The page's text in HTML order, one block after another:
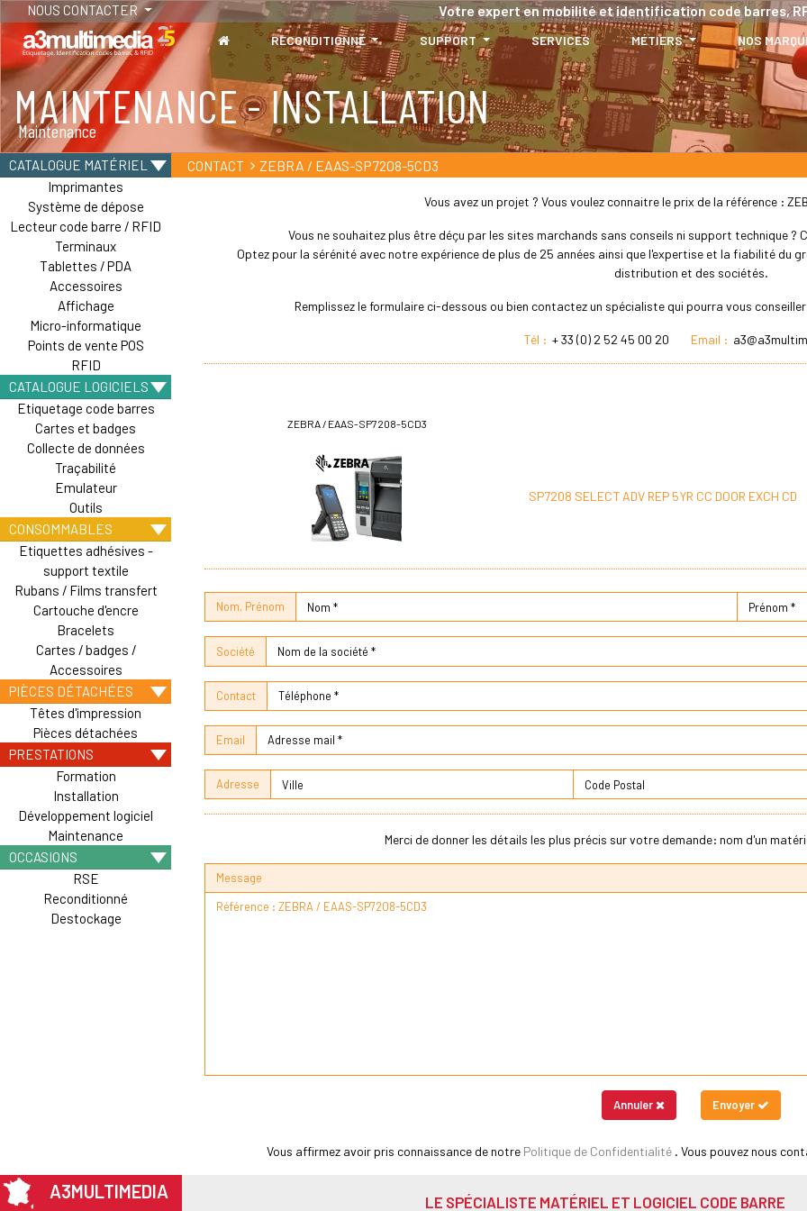
NOUS CONTACTER Votre expert en mobilité et identification code barres,
RECONDITIONNÉ SUPPORT SERVICES MÉTIERS NOS
MAINTENANCE - INSTALLATION
Maintenance
TABLETTES
Tablettes durcies - Étanches - Résistantes
CATALOGUE MATÉRIEL
Imprimantes
Système de dépose
Lecteur code barre / RFID
Terminaux
Tablettes / PDA
Accessoires
Affichage
Micro-informatique
Points de vente POS
RFID
CATALOGUE LOGICIELS
Etiquetage code barres
Cartes et badges
Collecte de données
Traçabilité
Emulateur
Outils
CONSOMMABLES
Etiquettes adhésives -
support textile
Rubans / Films transfert
Cartouche d'encre
Bracelets
Cartes / badges /
Accessoires
PIÈCES DÉTACHÉES
Têtes d'impression
Pièces détachées
PRESTATIONS
Formation
Installation
Développement logiciel
Maintenance
OCCASIONS
RSE
Reconditionné
Destockage
CONTACT ZEBRA / EAAS-SP7208-5CD3
Vous avez un projet ? Vous voulez connaitre le prix de la référence :
Vous ne souhaitez plus être déçu par les sites marchands sans conseils ni support technique ?
Optez pour la sérénité avec notre expérience de plus de 25 années ainsi que l'expertise et la fiabilité du
distribution et des sociétés.
Remplissez le formulaire ci-dessous ou bien contactez un spécialiste qui pourra vous
Tél : + 33 (0) 2 52 45 00 20 Email :
ZEBRA / EAAS-SP7208-5CD3
SP7208 SELECT ADV REP 5YR CC DOOR EXCH CD
Nom, Prénom
Société
Contact
Email
Adresse
Merci de donner les détails les plus précis sur votre demande: nom d'un
Message
Annuler Envoyer
Vous affirmez avoir pris connaissance de notre Politique de Confidentialité . Vous pouvez nous
A3MULTIMEDIA LE SPÉCIALISTE MATÉRIEL ET LOGICIEL CODE BARRE